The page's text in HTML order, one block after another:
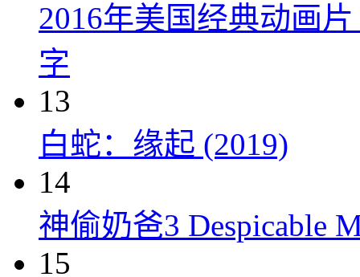
2016年美国经典动画
字
13
白蛇：缘起 (2019)
14
神偷奶爸3 Despicable
15